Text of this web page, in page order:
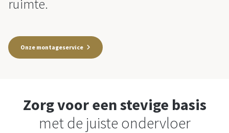
ruimte.
Onze montageservice
Zorg voor een stevige basis
met de juiste ondervloer